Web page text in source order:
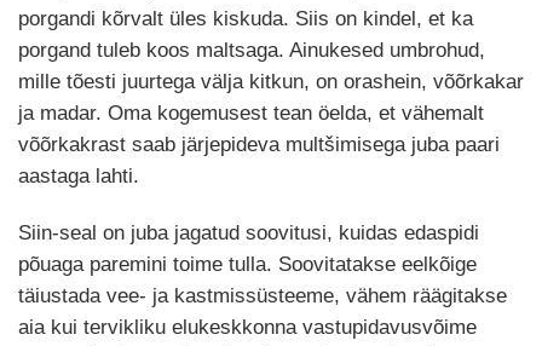
porgandi kõrvalt üles kiskuda. Siis on kindel, et ka
porgand tuleb koos maltsaga. Ainukesed umbrohud,
mille tõesti juurtega välja kitkun, on orashein, võõrkakar
ja madar. Oma kogemusest tean öelda, et vähemalt
võõrkakrast saab järjepideva multšimisega juba paari
aastaga lahti.
Siin-seal on juba jagatud soovitusi, kuidas edaspidi
põuaga paremini toime tulla. Soovitatakse eelkõige
täiustada vee- ja kastmissüsteeme, vähem räägitakse
aia kui tervikliku elukeskkonna vastupidavusvõime